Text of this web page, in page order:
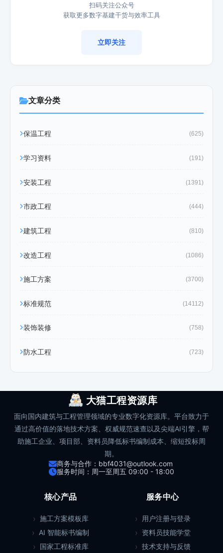
扫码关注公众号
获取更多数字基建干货与效率工具
立即关注
文章分类
保温工程 (625)
学习资料 (191)
安装工程 (1391)
市政工程 (444)
建筑工程 (810)
改造工程 (1086)
施工方案 (3700)
标准规范 (14112)
装饰装修 (758)
防水工程 (723)
大猫工程资源库
面向国内建筑与工程管理领域的专业数字化资源库。平台致力于
通过高价值的落地技术方案、权威规范速查以及尖端AI引擎，帮
助施工企业、项目部、资料员降低标书编制成本、缩短投标周
期。
商务与合作：bbf4031@outlook.com
服务时间：周一至周五 09:00 - 18:00
核心产品
施工方案模板库
AI 智能标书编制
国家工程标准库
服务中心
用户注册与登录
资料员技能学堂
技术支持与反馈